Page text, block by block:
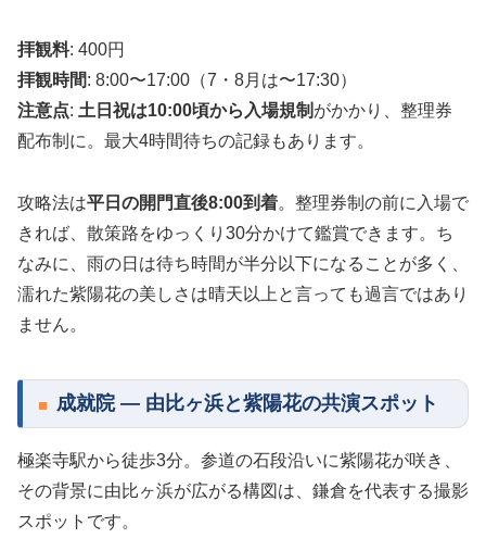
拝観料: 400円
拝観時間: 8:00〜17:00（7・8月は〜17:30）
注意点: 土日祝は10:00頃から入場規制 がかかり、整理券
配布制に。最大4時間待ちの記録もあります。
攻略法は平日の開門直後8:00到着。整理券制の前に入場で
きれば、散策路をゆっくり30分かけて鑑賞できます。ち
なみに、雨の日は待ち時間が半分以下になることが多く、
濡れた紫陽花の美しさは晴天以上と言っても過言ではあり
ません。
成就院 — 由比ヶ浜と紫陽花の共演スポット
極楽寺駅から徒歩3分。参道の石段沿いに紫陽花が咲き、
その背景に由比ヶ浜が広がる構図は、鎌倉を代表する撮影
スポットです。